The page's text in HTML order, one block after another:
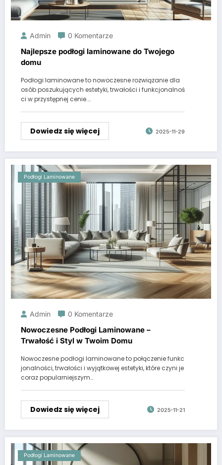
Admin 0 Komentarze
Najlepsze podłogi laminowane do Twojego
domu
Podłogi laminowane to nowoczesne rozwiązanie dla
osób poszukujących estetyki, trwałości i funkcjonalnoś
ci w przystępnej cenie.…
Dowiedz się więcej 2025-11-29
Podłogi Laminowane
Admin 0 Komentarze
Nowoczesne Podłogi Laminowane –
Trwałość i Styl w Twoim Domu
Nowoczesne podłogi laminowane to połączenie funkc
jonalności, trwałości i wyjątkowej estetyki, które czyni je
coraz popularniejszym…
Dowiedz się więcej 2025-11-21
Podłogi Laminowane